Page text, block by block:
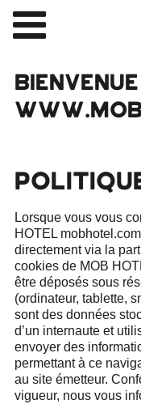
Lorsque vous vous
HOTEL
directement via la
cookies de MOB
être déposés sous
(ordinateur, tablette,
sont des données
d’un internaute et
envoyer des
permettant à ce
au site émetteur.
vigueur, nous vous